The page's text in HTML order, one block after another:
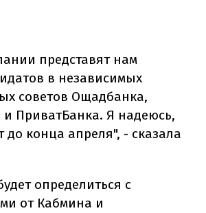
представят нам
в независимых
советов Ощадбанка,
и ПриватБанка. Я надеюсь,
до конца апреля", - сказала
определиться с
от Кабмина и